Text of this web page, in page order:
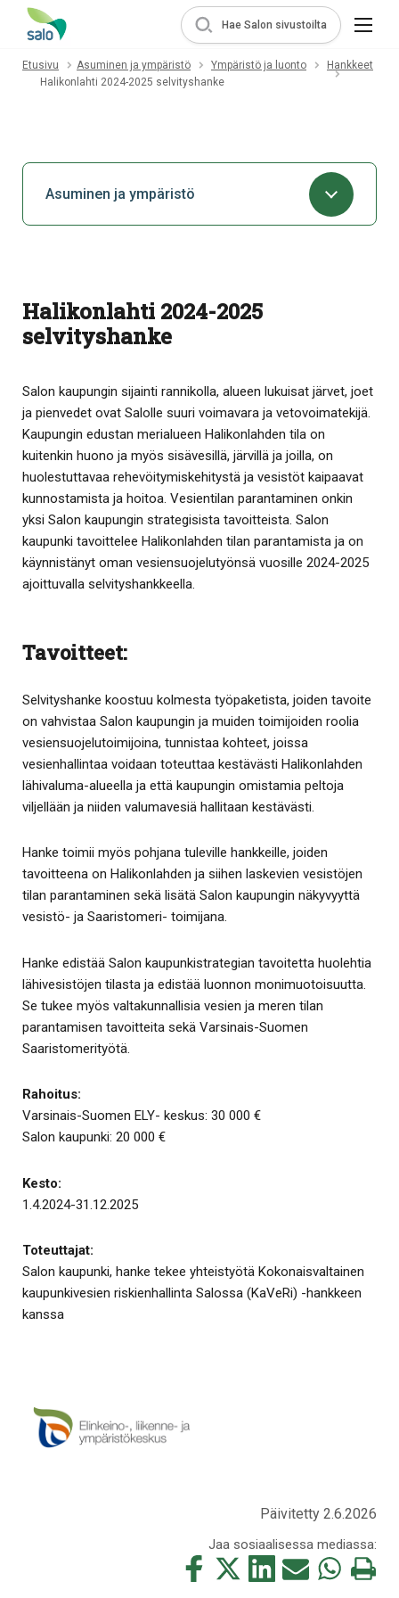
Hae Salon sivustoilta
Etusivu Asuminen ja ympäristö Ympäristö ja luonto
Hankkeet
Halikonlahti 2024-2025 selvityshanke
Asuminen ja ympäristö
Halikonlahti 2024-2025
selvityshanke
Salon kaupungin sijainti rannikolla, alueen lukuisat järvet, joet
ja pienvedet ovat Salolle suuri voimavara ja vetovoimatekijä.
Kaupungin edustan merialueen Halikonlahden tila on
kuitenkin huono ja myös sisävesillä, järvillä ja joilla, on
huolestuttavaa rehevöitymiskehitystä ja vesistöt kaipaavat
kunnostamista ja hoitoa. Vesientilan parantaminen onkin
yksi Salon kaupungin strategisista tavoitteista. Salon
kaupunki tavoittelee Halikonlahden tilan parantamista ja on
käynnistänyt oman vesiensuojelutyönsä vuosille 2024-2025
ajoittuvalla selvityshankkeella.
Tavoitteet:
Selvityshanke koostuu kolmesta työpaketista, joiden tavoite
on vahvistaa Salon kaupungin ja muiden toimijoiden roolia
vesiensuojelutoimijoina, tunnistaa kohteet, joissa
vesienhallintaa voidaan toteuttaa kestävästi Halikonlahden
lähivaluma-alueella ja että kaupungin omistamia peltoja
viljellään ja niiden valumavesiä hallitaan kestävästi.
Hanke toimii myös pohjana tuleville hankkeille, joiden
tavoitteena on Halikonlahden ja siihen laskevien vesistöjen
tilan parantaminen sekä lisätä Salon kaupungin näkyvyyttä
vesistö- ja Saaristomeri- toimijana.
Hanke edistää Salon kaupunkistrategian tavoitetta huolehtia
lähivesistöjen tilasta ja edistää luonnon monimuotoisuutta.
Se tukee myös valtakunnallisia vesien ja meren tilan
parantamisen tavoitteita sekä Varsinais-Suomen
Saaristomerityötä.
Rahoitus:
Varsinais-Suomen ELY- keskus: 30 000 €
Salon kaupunki: 20 000 €
Kesto:
1.4.2024-31.12.2025
Toteuttajat:
Salon kaupunki, hanke tekee yhteistyötä Kokonaisvaltainen
kaupunkivesien riskienhallinta Salossa (KaVeRi) -hankkeen
kanssa
Päivitetty 2.6.2026
Jaa sosiaalisessa mediassa:
Jaa
tämä
Jaa
Jaa
tämä
Jaa
Jaa
Tulosta